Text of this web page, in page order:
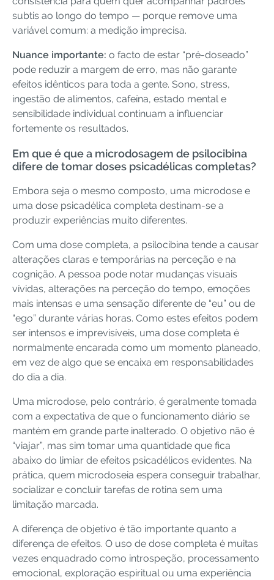
subtis ao longo do tempo — porque remove uma
variável comum: a medição imprecisa.
Nuance importante: o facto de estar “pré-doseado”
pode reduzir a margem de erro, mas não garante
efeitos idênticos para toda a gente. Sono, stress,
ingestão de alimentos, cafeína, estado mental e
sensibilidade individual continuam a influenciar
fortemente os resultados.
Em que é que a microdosagem de psilocibina
difere de tomar doses psicadélicas completas?
Embora seja o mesmo composto, uma microdose e
uma dose psicadélica completa destinam-se a
produzir experiências muito diferentes.
Com uma dose completa, a psilocibina tende a causar
alterações claras e temporárias na perceção e na
cognição. A pessoa pode notar mudanças visuais
vívidas, alterações na perceção do tempo, emoções
mais intensas e uma sensação diferente de “eu” ou de
“ego” durante várias horas. Como estes efeitos podem
ser intensos e imprevisíveis, uma dose completa é
normalmente encarada como um momento planeado,
em vez de algo que se encaixa em responsabilidades
do dia a dia.
Uma microdose, pelo contrário, é geralmente tomada
com a expectativa de que o funcionamento diário se
mantém em grande parte inalterado. O objetivo não é
“viajar”, mas sim tomar uma quantidade que fica
abaixo do limiar de efeitos psicadélicos evidentes. Na
prática, quem microdoseia espera conseguir trabalhar,
socializar e concluir tarefas de rotina sem uma
limitação marcada.
A diferença de objetivo é tão importante quanto a
diferença de efeitos. O uso de dose completa é muitas
vezes enquadrado como introspeção, processamento
emocional, exploração espiritual ou uma experiência